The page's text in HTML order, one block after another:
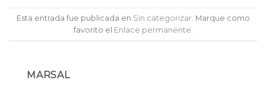
Esta entrada fue publicada en Sin categorizar. Marque como
favorito el Enlace permanente
MARSAL